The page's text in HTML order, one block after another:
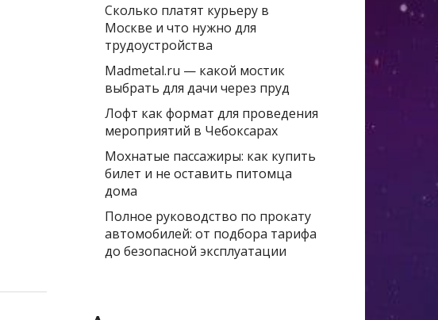
Сколько платят курьеру в
Москве и что нужно для
трудоустройства
Madmetal.ru — какой мостик
выбрать для дачи через пруд
Лофт как формат для проведения
мероприятий в Чебоксарах
Мохнатые пассажиры: как купить
билет и не оставить питомца
дома
Полное руководство по прокату
автомобилей: от подбора тарифа
до безопасной эксплуатации